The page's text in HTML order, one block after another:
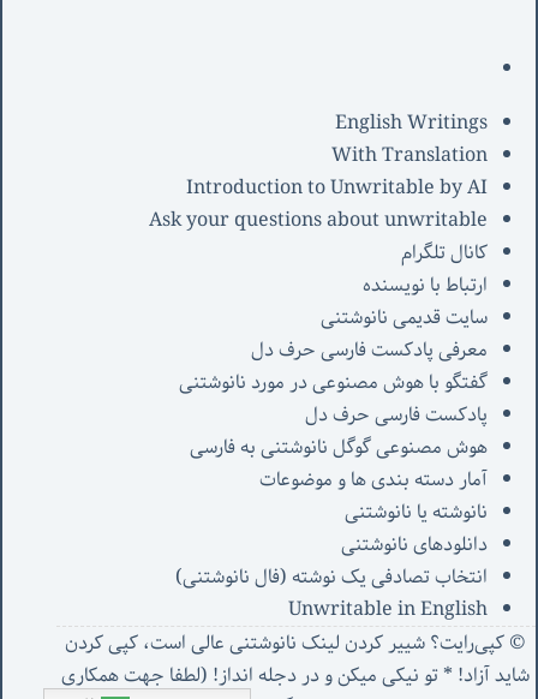
English Writings
With Translation
Introduction to Unwritable by AI
Ask your questions about unwritable
کانال تلگرام
ارتباط با نویسنده
سایت قدیمی نانوشتنی
معرفی پادکست فارسی حرف دل
گفتگو با هوش مصنوعی در مورد نانوشتنی
پادکست فارسی حرف دل
هوش مصنوعی گوگل نانوشتنی به فارسی
آمار دسته بندی ها و موضوعات
نانوشته یا نانوشتنی
دانلودهای نانوشتنی
انتخاب تصادفی یک نوشته (فال نانوشتنی)
Unwritable in English
© کپی‌رایت؟ شییر کردن لینک نانوشتنی عالی است، کپی کردن
شاید آزاد! * تو نیکی میکن و در دجله انداز! (لطفا جهت همکاری